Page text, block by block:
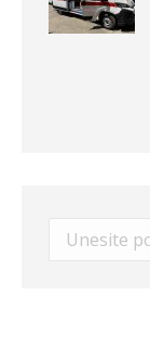
Search: